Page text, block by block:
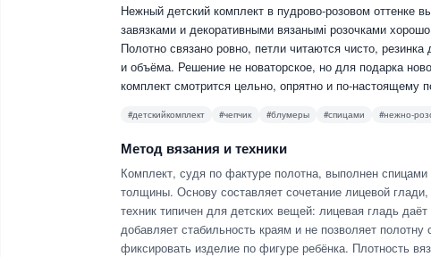
Нежный детский комплект в пудрово-розовом оттенке
завязками и декоративными вязанымі розочками
Полотно связано ровно, петли читаются чисто,
и объёма. Решение не новаторское, но для подарка
комплект смотрится цельно, опрятно и по-настоящему
#детскийкомплект #чепчик #блумеры #спицами #нежно-
Метод вязания и техники
Комплект, судя по фактуре полотна, выполнен
толщины. Основу составляет сочетание лицевой
техник типичен для детских вещей: лицевая гладь
добавляет стабильность краям и не позволяет полотну
фиксировать изделие по фигуре ребёнка. Плотность